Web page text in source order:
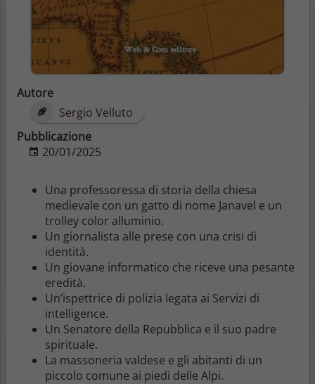
Autore
Sergio Velluto
Pubblicazione
20/01/2025
Una professoressa di storia della chiesa
medievale con un gatto di nome Janavel e un
trolley color alluminio.
Un giornalista alle prese con una crisi di
identità.
Un giovane informatico che riceve una pesante
eredità.
Un’ispettrice di polizia legata ai Servizi di
intelligence.
Un Senatore della Repubblica e il suo padre
spirituale.
La massoneria valdese e gli abitanti di un
piccolo comune ai piedi delle Alpi.